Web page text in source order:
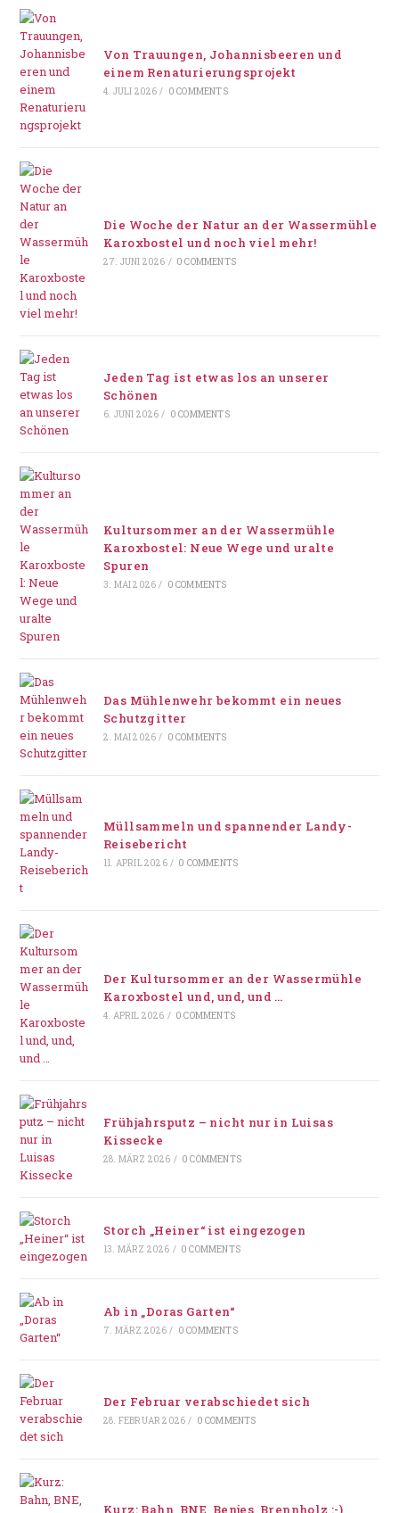
Von Trauungen, Johannisbeeren und
einem Renaturierungsprojekt
4. JULI 2026 / 0 COMMENTS
Die Woche der Natur an der Wassermühle
Karoxbostel und noch viel mehr!
27. JUNI 2026 / 0 COMMENTS
Jeden Tag ist etwas los an unserer
Schönen
6. JUNI 2026 / 0 COMMENTS
Kultursommer an der Wassermühle
Karoxbostel: Neue Wege und uralte
Spuren
3. MAI 2026 / 0 COMMENTS
Das Mühlenwehr bekommt ein neues
Schutzgitter
2. MAI 2026 / 0 COMMENTS
Müllsammeln und spannender Landy-
Reisebericht
11. APRIL 2026 / 0 COMMENTS
Der Kultursommer an der Wassermühle
Karoxbostel und, und, und …
4. APRIL 2026 / 0 COMMENTS
Frühjahrsputz – nicht nur in Luisas
Kissecke
28. MÄRZ 2026 / 0 COMMENTS
Storch „Heiner“ ist eingezogen
13. MÄRZ 2026 / 0 COMMENTS
Ab in „Doras Garten“
7. MÄRZ 2026 / 0 COMMENTS
Der Februar verabschiedet sich
28. FEBRUAR 2026 / 0 COMMENTS
Kurz: Bahn, BNE, Benjes, Brennholz :-)